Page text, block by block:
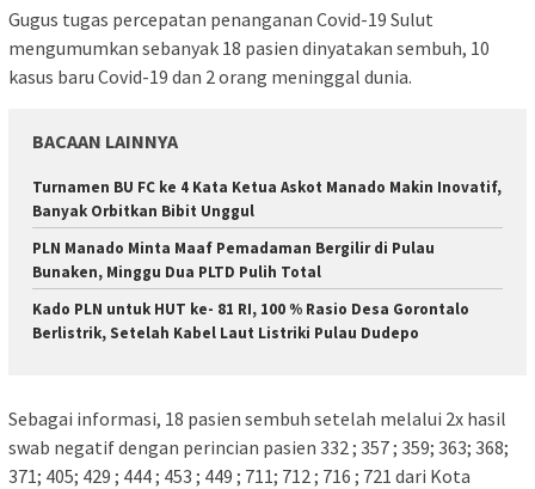
Gugus tugas percepatan penanganan Covid-19 Sulut
mengumumkan sebanyak 18 pasien dinyatakan sembuh, 10
kasus baru Covid-19 dan 2 orang meninggal dunia.
BACAAN LAINNYA
Turnamen BU FC ke 4 Kata Ketua Askot Manado Makin Inovatif,
Banyak Orbitkan Bibit Unggul
PLN Manado Minta Maaf Pemadaman Bergilir di Pulau
Bunaken, Minggu Dua PLTD Pulih Total
Kado PLN untuk HUT ke- 81 RI, 100 % Rasio Desa Gorontalo
Berlistrik, Setelah Kabel Laut Listriki Pulau Dudepo
Sebagai informasi, 18 pasien sembuh setelah melalui 2x hasil
swab negatif dengan perincian pasien 332 ; 357 ; 359; 363; 368;
371; 405; 429 ; 444 ; 453 ; 449 ; 711; 712 ; 716 ; 721 dari Kota